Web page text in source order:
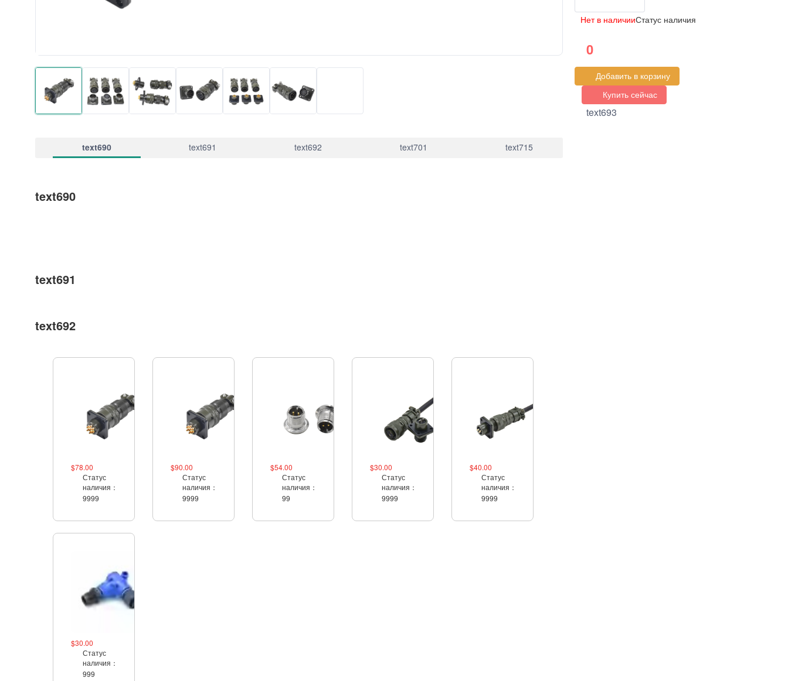
text690 text691 text692 text701 text715
text690
text691
text692
$78.00
Статус
наличия：
9999
$90.00
Статус
наличия：
9999
$54.00
Статус
наличия：
99
$30.00
Статус
наличия：
9999
$40.00
Статус
наличия：
9999
$30.00
Статус
наличия：
999
Нет в наличииСтатус наличия
0
Добавить в корзину
Купить сейчас
text693